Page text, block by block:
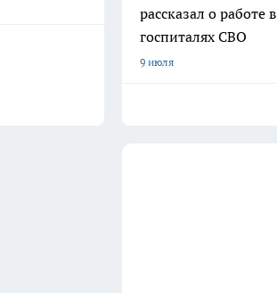
рассказал о работе в
госпиталях СВО
9 июля